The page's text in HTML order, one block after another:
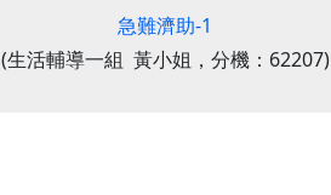
急難濟助-1
(生活輔導一組 黃小姐，分機：62207)